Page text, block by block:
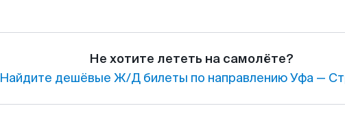
Не хотите лететь на самолёте?
Найдите дешёвые Ж/Д билеты по направлению Уфа —